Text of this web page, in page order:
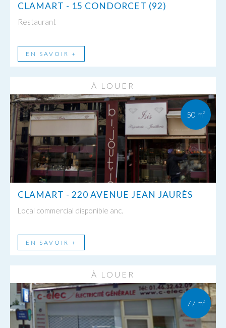
CLAMART - 15 CONDORCET (92)
Restaurant
EN SAVOIR +
À LOUER
50 m2
CLAMART - 220 AVENUE JEAN JAURÈS
Local commercial disponible anc.
EN SAVOIR +
À LOUER
77 m2